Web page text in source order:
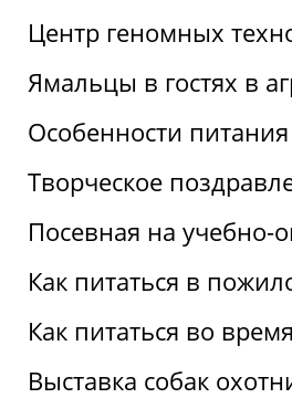
Центр геномных
Ямальцы в гостях в
Особенности
Творческое
Посевная на учебно-
Как питаться в
Как питаться во
Выставка собак